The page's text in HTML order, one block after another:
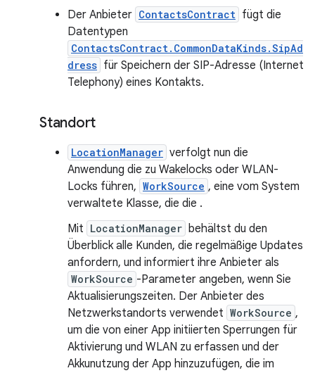
Der Anbieter ContactsContract fügt die
Datentypen
ContactsContract.CommonDataKinds.SipAd
dress für Speichern der SIP-Adresse (Internet
Telephony) eines Kontakts.
Standort
LocationManager verfolgt nun die
Anwendung die zu Wakelocks oder WLAN-
Locks führen, WorkSource , eine vom System
verwaltete Klasse, die die .
Mit LocationManager behältst du den
Überblick alle Kunden, die regelmäßige Updates
anfordern, und informiert ihre Anbieter als
WorkSource -Parameter angeben, wenn Sie
Aktualisierungszeiten. Der Anbieter des
Netzwerkstandorts verwendet WorkSource ,
um die von einer App initiierten Sperrungen für
Aktivierung und WLAN zu erfassen und der
Akkunutzung der App hinzuzufügen, die im